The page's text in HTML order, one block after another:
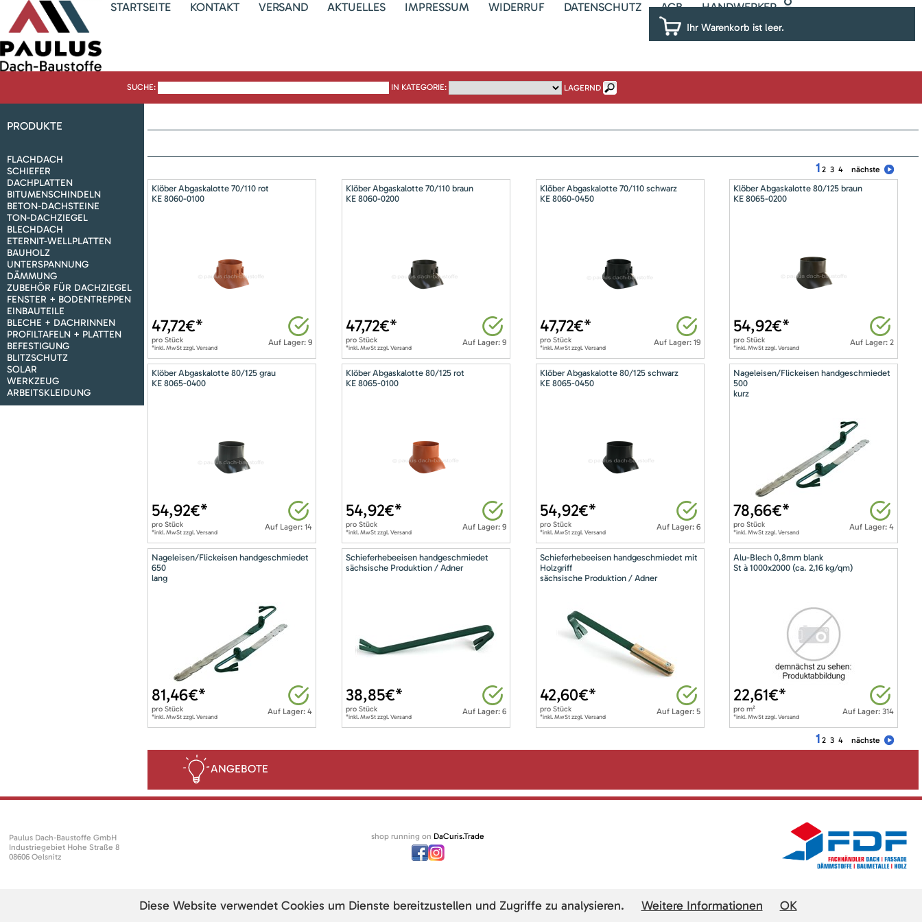
STARTSEITE KONTAKT VERSAND AKTUELLES IMPRESSUM WIDERRUF DATENSCHUTZ AGB HANDWERKER
Ihr Warenkorb ist leer.
SUCHE: IN KATEGORIE: LAGERND
PRODUKTE
FLACHDACH
SCHIEFER
DACHPLATTEN
BITUMENSCHINDELN
BETON-DACHSTEINE
TON-DACHZIEGEL
BLECHDACH
ETERNIT-WELLPLATTEN
BAUHOLZ
UNTERSPANNUNG
DÄMMUNG
ZUBEHÖR FÜR DACHZIEGEL
FENSTER + BODENTREPPEN
EINBAUTEILE
BLECHE + DACHRINNEN
PROFILTAFELN + PLATTEN
BEFESTIGUNG
BLITZSCHUTZ
SOLAR
WERKZEUG
ARBEITSKLEIDUNG
1 2 3 4 nächste
Klöber Abgaskalotte 70/110 rot
KE 8060-0100
Auf Lager: 9
47,72€*
pro Stück
*inkl. MwSt zzgl. Versand
Klöber Abgaskalotte 70/110 braun
KE 8060-0200
Auf Lager: 9
47,72€*
pro Stück
*inkl. MwSt zzgl. Versand
Klöber Abgaskalotte 70/110 schwarz
KE 8060-0450
Auf Lager: 19
47,72€*
pro Stück
*inkl. MwSt zzgl. Versand
Klöber Abgaskalotte 80/125 braun
KE 8065-0200
Auf Lager: 2
54,92€*
proStück
*inkl. MwSt zzgl. Versand
Klöber Abgaskalotte 80/125 grau
KE 8065-0400
Auf Lager: 14
54,92€*
pro Stück
*inkl. MwSt zzgl. Versand
Klöber Abgaskalotte 80/125 rot
KE 8065-0100
Auf Lager: 9
54,92€*
pro Stück
*inkl. MwSt zzgl. Versand
Klöber Abgaskalotte 80/125 schwarz
KE 8065-0450
Auf Lager: 6
54,92€*
pro Stück
*inkl. MwSt zzgl. Versand
Nageleisen/Flickeisen handgeschmiedet
500
kurz
Auf Lager: 4
78,66€*
proStück
*inkl. MwSt zzgl. Versand
Nageleisen/Flickeisen handgeschmiedet
650
lang
Auf Lager: 4
81,46€*
pro Stück
*inkl. MwSt zzgl. Versand
Schieferhebeeisen handgeschmiedet
sächsische Produktion / Adner
Auf Lager: 6
38,85€*
pro Stück
*inkl. MwSt zzgl. Versand
Schieferhebeeisen handgeschmiedet mit
Holzgriff
sächsische Produktion / Adner
Auf Lager: 5
42,60€*
pro Stück
*inkl. MwSt zzgl. Versand
Alu-Blech 0,8mm blank
St à 1000x2000 (ca. 2,16 kg/qm)
Auf Lager: 314
22,61€*
prom²
*inkl. MwSt zzgl. Versand
1 2 3 4 nächste
ANGEBOTE
Paulus Dach-Baustoffe GmbH
Industriegebiet Hohe Straße 8
08606 Oelsnitz
shop running on DaCuris.Trade
Diese Website verwendet Cookies um Dienste bereitzustellen und Zugriffe zu analysieren. Weitere Informationen OK